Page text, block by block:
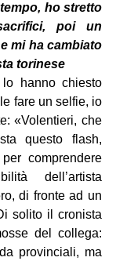
ho stretto
poi un
mi ha cambiato
torinese
hanno chiesto
fare un selfie, io
«Volentieri, che
questo flash,
comprendere
dell’artista
di fronte ad un
solito il cronista
del collega:
provinciali, ma